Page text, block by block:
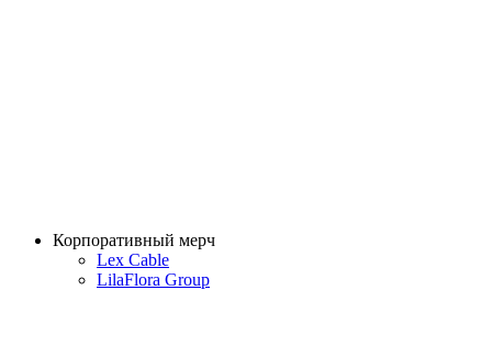
Корпоративный мерч
Lex Cable
LilaFlora Group